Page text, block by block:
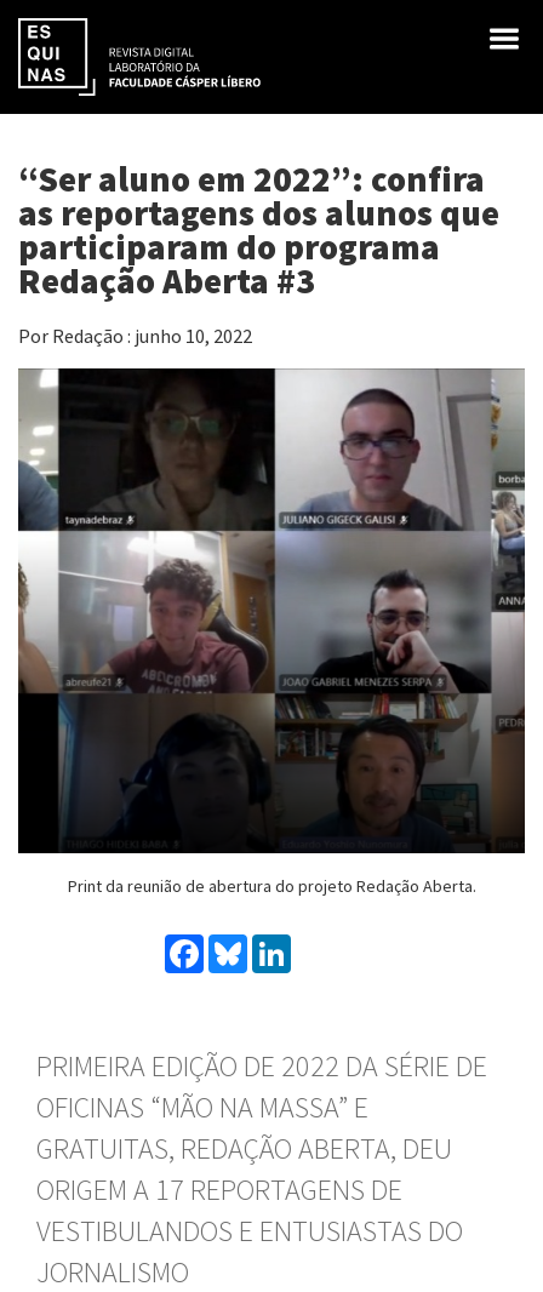
“Ser aluno em 2022”: confira
as reportagens dos alunos que
participaram do programa
Redação Aberta #3
Por Redação : junho 10, 2022
Print da reunião de abertura do projeto Redação Aberta.
Facebook
Bluesky
PRIMEIRA EDIÇÃO DE 2022 DA SÉRIE DE
OFICINAS “MÃO NA MASSA” E
GRATUITAS, REDAÇÃO ABERTA, DEU
ORIGEM A 17 REPORTAGENS DE
VESTIBULANDOS E ENTUSIASTAS DO
JORNALISMO